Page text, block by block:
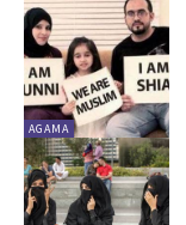
AGAMA